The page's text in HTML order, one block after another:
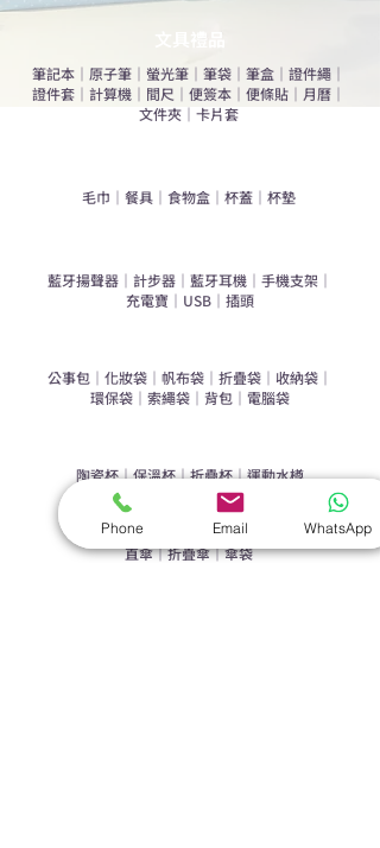
​文具禮品
筆記本 ｜ 原子筆 ｜ 螢光筆 ｜ 筆袋 ｜ 筆盒 ｜ 證件繩 ｜
證件套 ｜ 計算機 ｜ 間尺 ｜ 便簽本 ｜ 便條貼 ｜ 月曆 ｜
文件夾 ｜ 卡片套
​毛巾 ｜ 餐具 ｜ 食物盒 ｜ 杯蓋 ｜ 杯墊
​藍牙揚聲器 ｜ 計步器 ｜ 藍牙耳機 ｜ 手機支架 ｜
充電寶 ｜ USB ｜ 插頭
公事包｜ 化妝袋｜ 帆布袋｜ 折疊袋｜ 收納袋｜
環保袋｜ 索繩袋｜ 背包｜ 電腦袋
陶瓷杯｜保溫杯｜折疊杯｜運動水樽
直傘｜折疊傘｜傘袋
Phone Email WhatsApp